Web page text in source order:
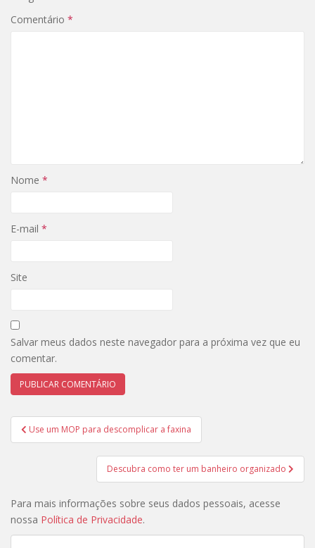
Comentário *
Nome *
E-mail *
Site
Salvar meus dados neste navegador para a próxima vez que eu
comentar.
Navegação
de
Use um MOP para descomplicar a faxina
Descubra como ter um banheiro organizado
Para mais informações sobre seus dados pessoais, acesse
nossa Política de Privacidade.